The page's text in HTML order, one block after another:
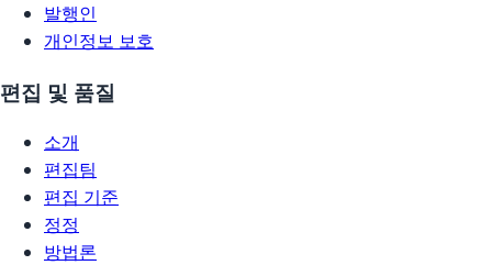
발행인
개인정보 보호
편집 및 품질
소개
편집팀
편집 기준
정정
방법론